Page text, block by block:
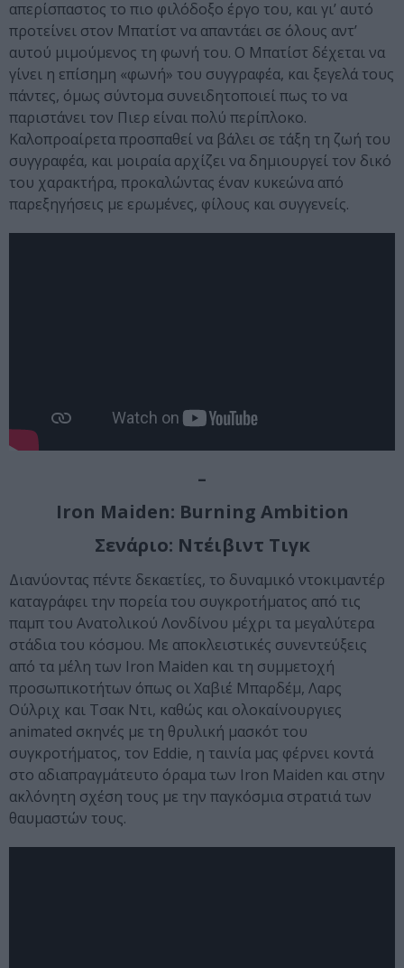
απερίσπαστος το πιο φιλόδοξο έργο του, και γι’ αυτό
προτείνει στον Μπατίστ να απαντάει σε όλους αντ’
αυτού μιμούμενος τη φωνή του. Ο Μπατίστ δέχεται να
γίνει η επίσημη «φωνή» του συγγραφέα, και ξεγελά τους
πάντες, όμως σύντομα συνειδητοποιεί πως το να
παριστάνει τον Πιερ είναι πολύ περίπλοκο.
Καλοπροαίρετα προσπαθεί να βάλει σε τάξη τη ζωή του
συγγραφέα, και μοιραία αρχίζει να δημιουργεί τον δικό
του χαρακτήρα, προκαλώντας έναν κυκεώνα από
παρεξηγήσεις με ερωμένες, φίλους και συγγενείς.
–
Iron Maiden: Burning Ambition
Σενάριο: Ντέιβιντ Τιγκ
Διανύοντας πέντε δεκαετίες, το δυναμικό ντοκιμαντέρ
καταγράφει την πορεία του συγκροτήματος από τις
παμπ του Ανατολικού Λονδίνου μέχρι τα μεγαλύτερα
στάδια του κόσμου. Με αποκλειστικές συνεντεύξεις
από τα μέλη των Iron Maiden και τη συμμετοχή
προσωπικοτήτων όπως οι Χαβιέ Μπαρδέμ, Λαρς
Ούλριχ και Τσακ Ντι, καθώς και ολοκαίνουργιες
animated σκηνές με τη θρυλική μασκότ του
συγκροτήματος, τον Eddie, η ταινία μας φέρνει κοντά
στο αδιαπραγμάτευτο όραμα των Iron Maiden και στην
ακλόνητη σχέση τους με την παγκόσμια στρατιά των
θαυμαστών τους.